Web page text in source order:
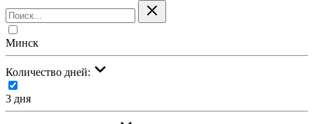
Минск
Количество дней:
3 дня